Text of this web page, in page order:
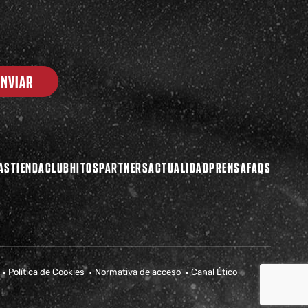
TIENDACLUBHITOSPARTNERSACTUALIDADPRENSAFAQS
Política de Cookies Normativa de acceso Canal Ético